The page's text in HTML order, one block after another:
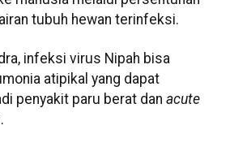
tubuh hewan terinfeksi.
infeksi virus Nipah bisa
atipikal yang dapat
penyakit paru berat dan acute
.